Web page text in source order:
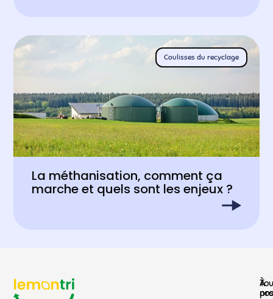
Coulisses du recyclage
La méthanisation, comment ça
marche et quels sont les enjeux ?
À
nos